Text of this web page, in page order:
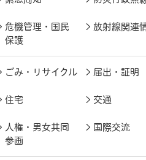
危機管理・国民
保護
放射線関連
ごみ・リサイクル 届出・証明
住宅 交通
人権・男女共同
参画
国際交流